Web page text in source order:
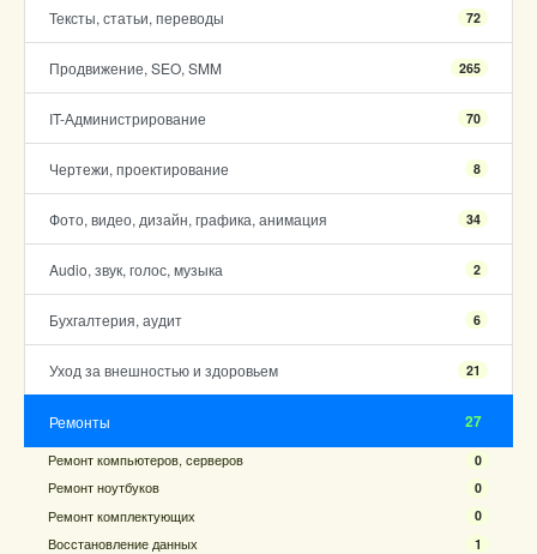
Тексты, статьи, переводы 72
Продвижение, SEO, SMM 265
IT-Администрирование 70
Чертежи, проектирование 8
Фото, видео, дизайн, графика, анимация 34
Audio, звук, голос, музыка 2
Бухгалтерия, аудит 6
Уход за внешностью и здоровьем 21
Ремонты 27
Ремонт компьютеров, серверов 0
Ремонт ноутбуков 0
Ремонт комплектующих 0
Восстановление данных 1